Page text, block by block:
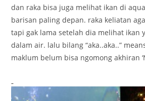
dan raka bisa juga melihat ikan di
barisan paling depan. raka keliatan
tapi gak lama setelah dia melihat ikan
dalam air. lalu bilang “aka..aka..”
maklum belum bisa ngomong akhiran